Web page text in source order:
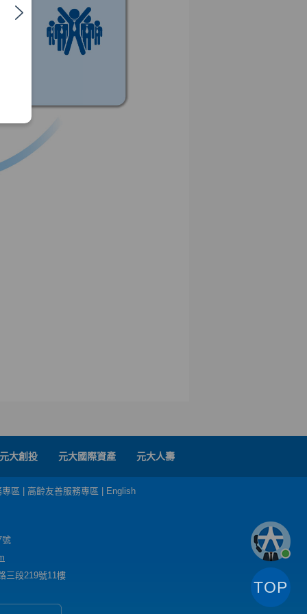
元大創投 元大國際資產 元大人壽
區 高齡友善服務專區 English
號
三段219號11樓
TOP